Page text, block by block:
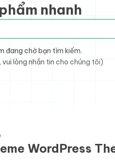
nhanh
đang chờ bạn tìm kiếm.
lòng nhắn tin cho chúng tôi)
WordPress